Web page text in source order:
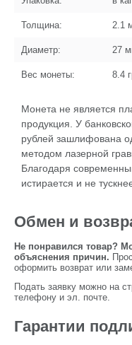
Толщина: 2.1
Диаметр: 27
Вес монеты: 8.4
Монета не является
продукция. У
рублей зашлифована
методом лазерной
Благодаря
истирается и не
Обмен и
Не понравился товар?
объяснения причин.
оформить возврат или
Подать заявку можно на
телефону и эл. почте.
Гарантии